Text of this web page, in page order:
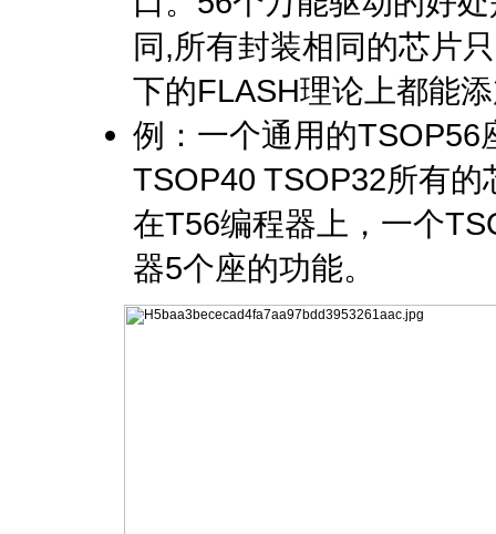
同,所有封装相同的芯片
下的FLASH理论上都能
例：一个通用的TSOP56
TSOP40 TSOP32所有
在T56编程器上，一个
器5个座的功能。